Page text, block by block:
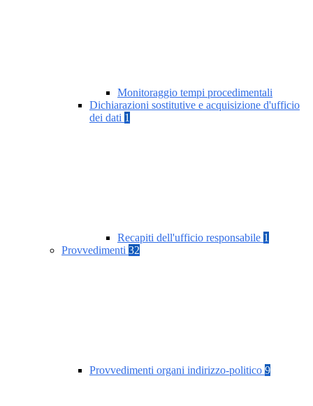
Monitoraggio tempi procedimentali
Dichiarazioni sostitutive e acquisizione d'ufficio
dei dati 1
Recapiti dell'ufficio responsabile 1
Provvedimenti 32
Provvedimenti organi indirizzo-politico 9